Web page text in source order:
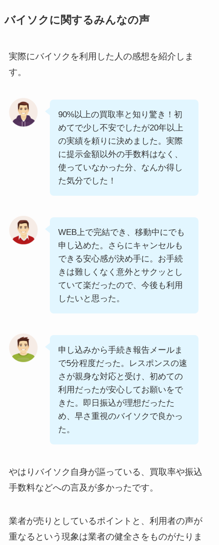
バイソクに関するみんなの声
実際にバイソクを利用した人の感想を紹介しま
す。
90%以上の買取率と知り驚き！初
めてで少し不安でしたが20年以上
の実績を頼りに決めました。実際
に提示金額以外の手数料はなく、
使っていなかった分、なんか得し
た気分でした！
WEB上で完結でき、移動中にでも
申し込めた。さらにキャンセルも
できる安心感が決め手に。お手続
きは難しくなく意外とサクッとし
ていて楽だったので、今後も利用
したいと思った。
申し込みから手続き報告メールま
で5分程度だった。レスポンスの速
さが親身な対応と受け、初めての
利用だったが安心してお願いをで
きた。即日振込が理想だったた
め、早さ重視のバイソクで良かっ
た。
やはりバイソク自身が謳っている、買取率や振込
手数料などへの言及が多かったです。
業者が売りとしているポイントと、利用者の声が
重なるという現象は業者の健全さをものがたりま